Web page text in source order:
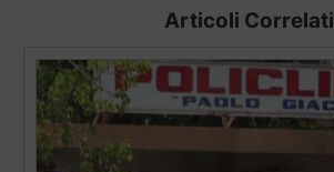
Articoli Correlati